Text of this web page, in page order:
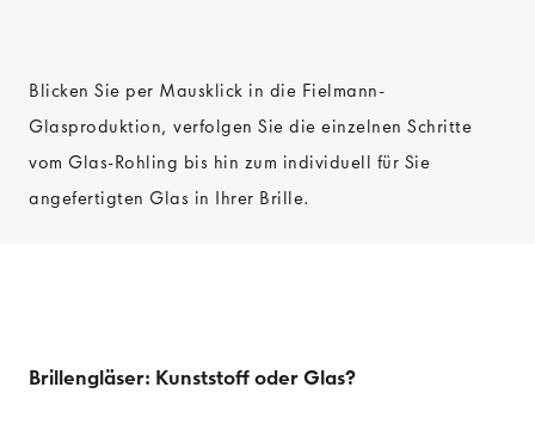
Blicken Sie per Mausklick in die Fielmann-
Glasproduktion, verfolgen Sie die einzelnen Schritte
vom Glas-Rohling bis hin zum individuell für Sie
angefertigten Glas in Ihrer Brille.
Brillengläser: Kunststoff oder Glas?